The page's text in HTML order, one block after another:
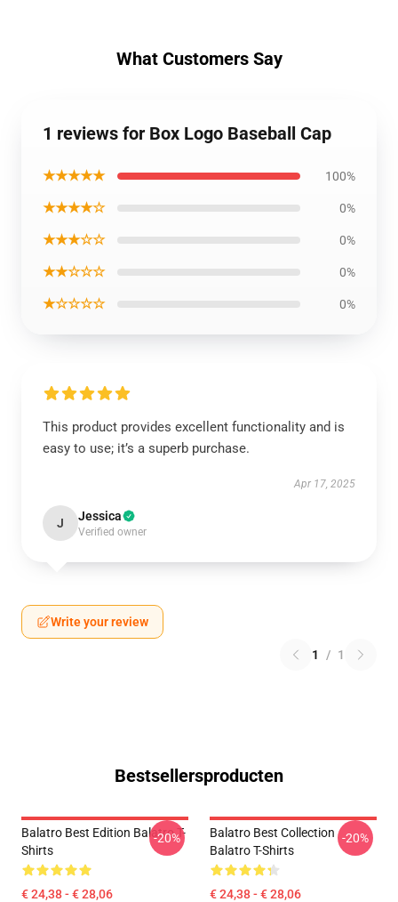
What Customers Say
1 reviews for Box Logo Baseball Cap
★★★★★ 100%
★★★★☆ 0%
★★★☆☆ 0%
★★☆☆☆ 0%
★☆☆☆☆ 0%
This product provides excellent functionality and is
easy to use; it’s a superb purchase.
Apr 17, 2025
J Jessica
Verified owner
Write your review
1 / 1
Bestsellersproducten
Balatro Best Edition Balatro T-
Shirts
€ 24,38 - € 28,06
-20%
Balatro Best Collection
Balatro T-Shirts
€ 24,38 - € 28,06
-20%